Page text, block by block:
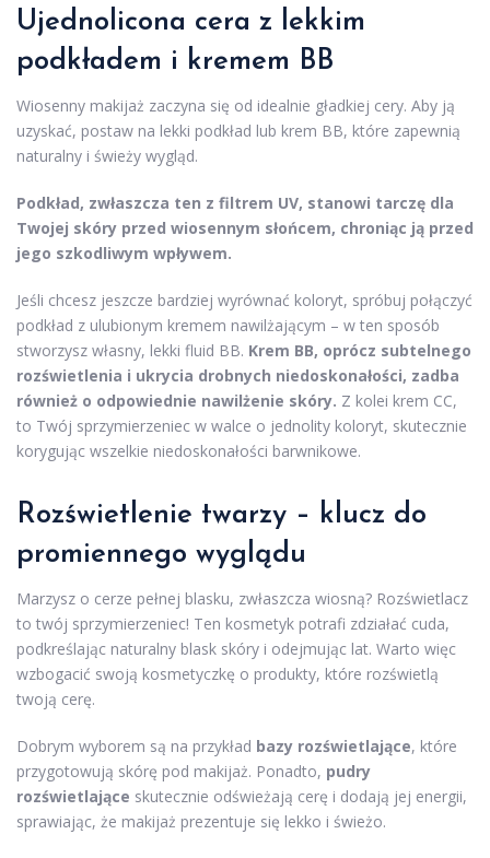
Ujednolicona cera z lekkim
podkładem i kremem BB
Wiosenny makijaż zaczyna się od idealnie gładkiej cery. Aby ją
uzyskać, postaw na lekki podkład lub krem BB, które zapewnią
naturalny i świeży wygląd.
Podkład, zwłaszcza ten z filtrem UV, stanowi tarczę dla
Twojej skóry przed wiosennym słońcem, chroniąc ją przed
jego szkodliwym wpływem.
Jeśli chcesz jeszcze bardziej wyrównać koloryt, spróbuj połączyć
podkład z ulubionym kremem nawilżającym – w ten sposób
stworzysz własny, lekki fluid BB. Krem BB, oprócz subtelnego
rozświetlenia i ukrycia drobnych niedoskonałości, zadba
również o odpowiednie nawilżenie skóry. Z kolei krem CC,
to Twój sprzymierzeniec w walce o jednolity koloryt, skutecznie
korygując wszelkie niedoskonałości barwnikowe.
Rozświetlenie twarzy – klucz do
promiennego wyglądu
Marzysz o cerze pełnej blasku, zwłaszcza wiosną? Rozświetlacz
to twój sprzymierzeniec! Ten kosmetyk potrafi zdziałać cuda,
podkreślając naturalny blask skóry i odejmując lat. Warto więc
wzbogacić swoją kosmetyczkę o produkty, które rozświetlą
twoją cerę.
Dobrym wyborem są na przykład bazy rozświetlające, które
przygotowują skórę pod makijaż. Ponadto, pudry
rozświetlające skutecznie odświeżają cerę i dodają jej energii,
sprawiając, że makijaż prezentuje się lekko i świeżo.